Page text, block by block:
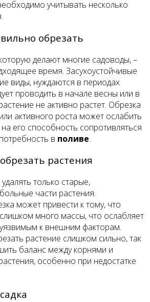
учитывать несколько
обрезать
делают многие садоводы, –
время. Засухоустойчивые
виды, нуждаются в периодах
проводить в начале весны или в
не активно растет. Обрезка
активного роста может ослабить
его способность сопротивляться
в поливе.
растения
только старые,
части растения.
может привести к тому, что
много массы, что ослабляет
к внешним факторам.
растение слишком сильно, так
баланс между корнями и
особенно при недостатке